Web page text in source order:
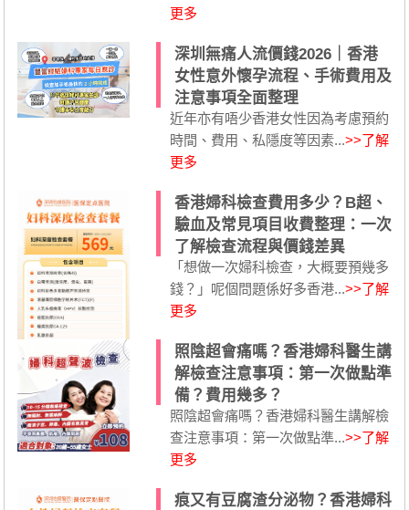
更多
深圳無痛人流價錢2026｜香港
女性意外懷孕流程、手術費用及
注意事項全面整理
近年亦有唔少香港女性因為考慮預約
時間、費用、私隱度等因素...>>了解
更多
香港婦科檢查費用多少？B超、
驗血及常見項目收費整理：一次
了解檢查流程與價錢差異
「想做一次婦科檢查，大概要預幾多
錢？」呢個問題係好多香港...>>了解
更多
照陰超會痛嗎？香港婦科醫生講
解檢查注意事項：第一次做點準
備？費用幾多？
照陰超會痛嗎？香港婦科醫生講解檢
查注意事項：第一次做點準...>>了解
更多
痕又有豆腐渣分泌物？香港婦科